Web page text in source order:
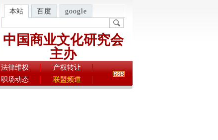
本站 百度 google
中国商业文化研究会
主办
法律维权
产权转让
职场动态 联盟频道